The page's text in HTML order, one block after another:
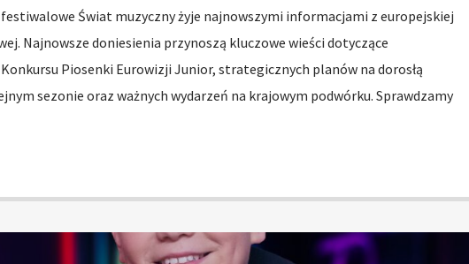
Świat muzyczny żyje najnowszymi informacjami z europejskiej
Najnowsze doniesienia przynoszą kluczowe wieści dotyczące
Piosenki Eurowizji Junior, strategicznych planów na dorosłą
sezonie oraz ważnych wydarzeń na krajowym podwórku. Sprawdzamy